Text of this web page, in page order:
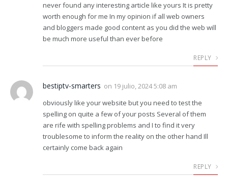
never found any interesting article like yours It is pretty
worth enough for me In my opinion if all web owners
and bloggers made good content as you did the web will
be much more useful than ever before
REPLY
bestiptv-smarters on 19 julio, 2024 5:08 am
obviously like your website but you need to test the
spelling on quite a few of your posts Several of them
are rife with spelling problems and I to find it very
troublesome to inform the reality on the other hand Ill
certainly come back again
REPLY